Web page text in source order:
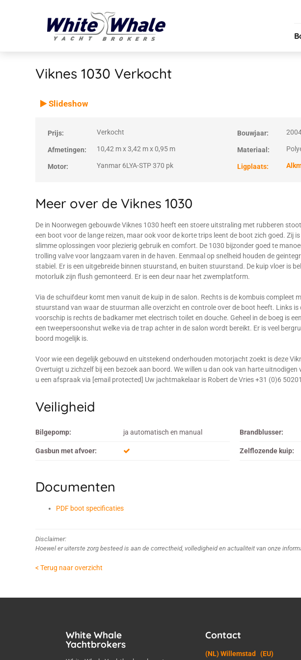
Viknes 1030 Verkocht
VERKOCHT
Verkocht
Slideshow
Prijs: Verkocht Bouwjaar:
Afmetingen: 10,42 m x 3,42 m x 0,95 m Materiaal:
Motor: Yanmar 6LYA-STP 370 pk Ligplaats:
Meer over de Viknes 1030
De in Noorwegen gebouwde Viknes 1030 heeft een stoere uitstraling met rubberen
een boot voor de lange reizen, maar ook voor de korte trips leent de boot zich goed. Zij
slimme oplossingen voor plezierig gebruik en comfort. De 1030 bijzonder goed te
trolling valve voor langzaam varen in de haven. Eenmaal op snelheid houden de
stabiel. Er is een uitgebreide binnen stuurstand, en buiten stuurstand. De kuip vloer is
motorluik zijn flush gemonteerd. Er is een deur naar het zwemplatform.
Via de schuifdeur komt men vanuit de kuip in de salon. Rechts is de kombuis compleet
stuurstand van waar de stuurman alle overzicht en controle over de boot heeft. Links
voorschip is rechts de badkamer met electrisch toilet en douche. Geheel in de boeg is
een tweepersoonshut welke via de trap achter in de salon wordt bereikt. Er is veel
boord mogelijk is.
Voor wie een degelijk gebouwd en uitstekend onderhouden motorjacht zoekt is deze
Overtuigt u zichzelf bij een bezoek aan boord. We willen u dan ook van harte
u een afspraak via [email protected] Uw jachtmakelaar is Robert de Vries +31 (0)6
Veiligheid
Bilgepomp: ja automatisch en manual Brandblusser:
Gasbun met afvoer: Zelflozende kuip:
Documenten
PDF boot specificaties
Disclaimer:
Hoewel er uiterste zorg besteed is aan de correctheid, volledigheid en actualiteit van onze
< Terug naar overzicht
White Whale
Yachtbrokers
Contact
(NL) Willemstad (EU)